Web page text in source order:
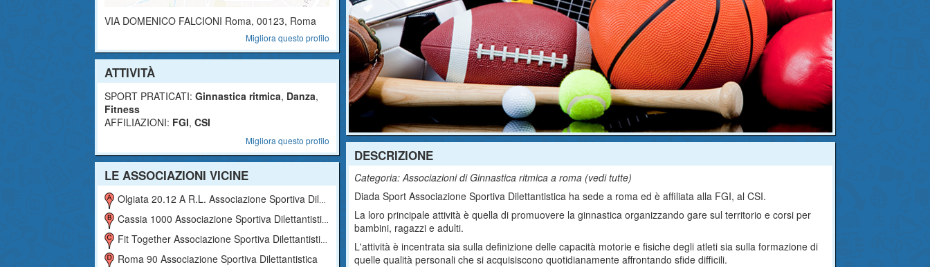
VIA DOMENICO FALCIONI Roma, 00123, Roma
Migliora questo profilo
ATTIVITÀ
SPORT PRATICATI: Ginnastica ritmica, Danza,
Fitness
AFFILIAZIONI: FGI, CSI
Migliora questo profilo
LE ASSOCIAZIONI VICINE
Olgiata 20.12 A R.l. Associazione Sportiva Dilettantistica
Cassia 1000 Associazione Sportiva Dilettantistica
Fit Together Associazione Sportiva Dilettantistica
Roma 90 Associazione Sportiva Dilettantistica
DESCRIZIONE
Categoria: Associazioni di Ginnastica ritmica a roma (vedi tutte)
Diada Sport Associazione Sportiva Dilettantistica ha sede a roma ed è affiliata alla FGI, al CSI.
La loro principale attività è quella di promuovere la ginnastica organizzando gare sul territorio e corsi per
bambini, ragazzi e adulti.
L'attività è incentrata sia sulla definizione delle capacità motorie e fisiche degli atleti sia sulla formazione di
quelle qualità personali che si acquisiscono quotidianamente affrontando sfide difficili.